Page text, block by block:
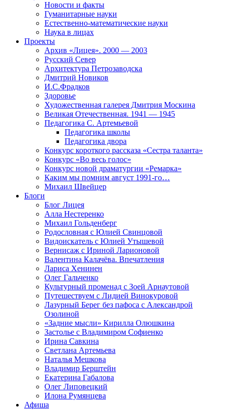
Новости и факты
Гуманитарные науки
Естественно-математические науки
Наука в лицах
Проекты
Архив «Лицея». 2000 — 2003
Русский Север
Архитектура Петрозаводска
Дмитрий Новиков
И.С.Фрадков
Здоровье
Художественная галерея Дмитрия Москина
Великая Отечественная. 1941 — 1945
Педагогика С. Артемьевой
Педагогика школы
Педагогика двора
Конкурс короткого рассказа «Сестра таланта»
Конкурс «Во весь голос»
Конкурс новой драматургии «Ремарка»
Каким мы помним август 1991-го…
Михаил Швейцер
Блоги
Блог Лицея
Алла Нестеренко
Михаил Гольденберг
Родословная с Юлией Свинцовой
Видоискатель с Юлией Утышевой
Вернисаж с Ириной Ларионовой
Валентина Калачёва. Впечатления
Лариса Хенинен
Олег Гальченко
Культурный променад с Зоей Арнаутовой
Путешествуем с Лидией Винокуровой
Лазурный Берег без пафоса с Александрой
Озолиной
«Задние мысли» Кирилла Олюшкина
Застолье с Владимиром Софиенко
Ирина Савкина
Светлана Артемьева
Наталья Мешкова
Владимир Берштейн
Екатерина Габалова
Олег Липовецкий
Илона Румянцева
Афиша